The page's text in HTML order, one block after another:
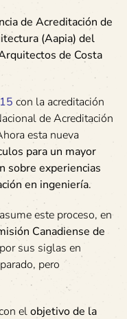
de Acreditación de
(Aapia) del
de Costa
con la acreditación
de Acreditación
esta nueva
para un mayor
sobre experiencias
en ingeniería.
este proceso, en
Canadiense de
sus siglas en
pero
elobjetivo de la